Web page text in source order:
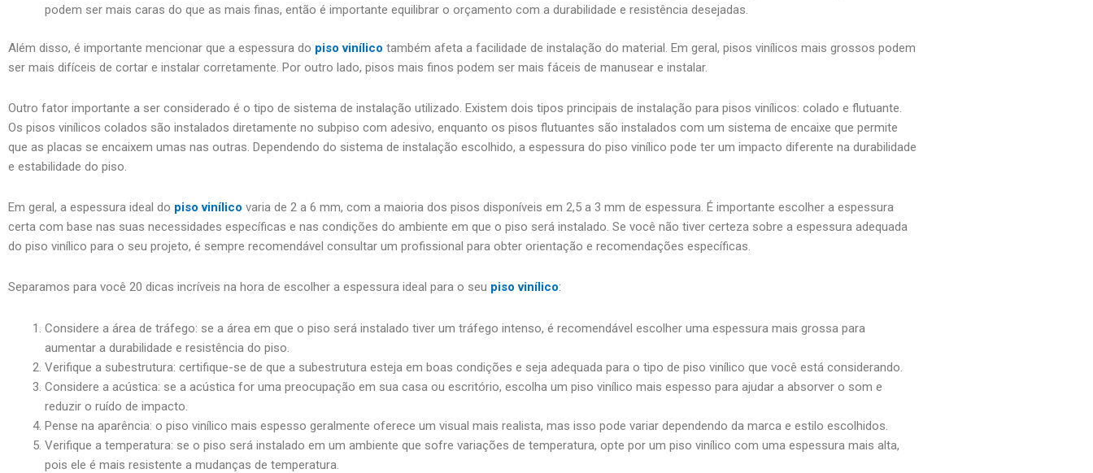
podem ser mais caras do que as mais finas, então é importante equilibrar o orçamento com a durabilidade e resistência desejadas.
Além disso, é importante mencionar que a espessura do piso vinílico também afeta a facilidade de instalação do material. Em geral, pisos vinílicos mais grossos podem
ser mais difíceis de cortar e instalar corretamente. Por outro lado, pisos mais finos podem ser mais fáceis de manusear e instalar.
Outro fator importante a ser considerado é o tipo de sistema de instalação utilizado. Existem dois tipos principais de instalação para pisos vinílicos: colado e flutuante.
Os pisos vinílicos colados são instalados diretamente no subpiso com adesivo, enquanto os pisos flutuantes são instalados com um sistema de encaixe que permite
que as placas se encaixem umas nas outras. Dependendo do sistema de instalação escolhido, a espessura do piso vinílico pode ter um impacto diferente na durabilidade
e estabilidade do piso.
Em geral, a espessura ideal do piso vinílico varia de 2 a 6 mm, com a maioria dos pisos disponíveis em 2,5 a 3 mm de espessura. É importante escolher a espessura
certa com base nas suas necessidades específicas e nas condições do ambiente em que o piso será instalado. Se você não tiver certeza sobre a espessura adequada
do piso vinílico para o seu projeto, é sempre recomendável consultar um profissional para obter orientação e recomendações específicas.
Separamos para você 20 dicas incríveis na hora de escolher a espessura ideal para o seu piso vinílico:
Considere a área de tráfego: se a área em que o piso será instalado tiver um tráfego intenso, é recomendável escolher uma espessura mais grossa para
aumentar a durabilidade e resistência do piso.
Verifique a subestrutura: certifique-se de que a subestrutura esteja em boas condições e seja adequada para o tipo de piso vinílico que você está considerando.
Considere a acústica: se a acústica for uma preocupação em sua casa ou escritório, escolha um piso vinílico mais espesso para ajudar a absorver o som e
reduzir o ruído de impacto.
Pense na aparência: o piso vinílico mais espesso geralmente oferece um visual mais realista, mas isso pode variar dependendo da marca e estilo escolhidos.
Verifique a temperatura: se o piso será instalado em um ambiente que sofre variações de temperatura, opte por um piso vinílico com uma espessura mais alta,
pois ele é mais resistente a mudanças de temperatura.